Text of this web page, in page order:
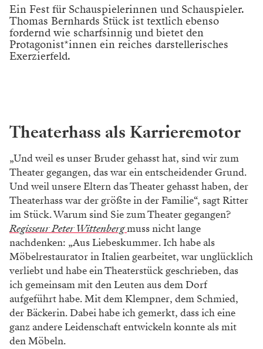
Ein Fest für Schauspielerinnen und Schauspieler.
Thomas Bernhards Stück ist textlich ebenso
fordernd wie scharfsinnig und bietet den
Protagonist*innen ein reiches darstellerisches
Exerzierfeld.
Theaterhass als Karrieremotor
„Und weil es unser Bruder gehasst hat, sind wir zum
Theater gegangen, das war ein entscheidender Grund.
Und weil unsere Eltern das Theater gehasst haben, der
Theaterhass war der größte in der Familie“, sagt Ritter
im Stück. Warum sind Sie zum Theater gegangen?
Regisseur Peter Wittenbergmuss nicht lange
nachdenken: „Aus Liebeskummer. Ich habe als
Möbelrestaurator in Italien gearbeitet, war unglücklich
verliebt und habe ein Theaterstück geschrieben, das
ich gemeinsam mit den Leuten aus dem Dorf
aufgeführt habe. Mit dem Klempner, dem Schmied,
der Bäckerin. Dabei habe ich gemerkt, dass ich eine
ganz andere Leidenschaft entwickeln konnte als mit
den Möbeln.